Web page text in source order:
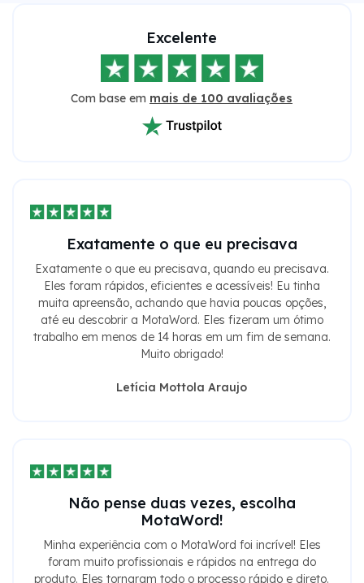
Excelente
Com base em mais de 100 avaliações
Exatamente o que eu precisava
Exatamente o que eu precisava, quando eu precisava.
Eles foram rápidos, eficientes e acessíveis! Eu tinha
muita apreensão, achando que havia poucas opções,
até eu descobrir a MotaWord. Eles fizeram um ótimo
trabalho em menos de 14 horas em um fim de semana.
Muito obrigado!
Letícia Mottola Araujo
Não pense duas vezes, escolha
MotaWord!
Minha experiência com o MotaWord foi incrível! Eles
foram muito profissionais e rápidos na entrega do
produto. Eles tornaram todo o processo rápido e direto.